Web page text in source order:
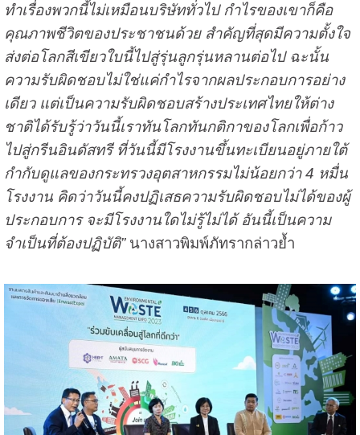
ทำเรื่องพวกนี้ไม่เหมือนบริษัททั่วไป กำไรของเขาก็คือ
คุณภาพชีวิตของประชาชนด้วย สำคัญที่สุดมีความตั้งใจ
ส่งต่อโลกสีเขียวใบนี้ไปสู่รุ่นลูกรุ่นหลานต่อไป ฉะนั้น
ความรับผิดชอบไม่ใช่แค่กำไรจากผลประกอบการอย่าง
เดียว แต่เป็นความรับผิดชอบสร้างประเทศไทยให้ต่าง
ชาติได้รับรู้ว่าวันนี้เราทันโลกทันกติกาของโลกเพื่อก้าว
ไปสู่กรีนอินดัสทรี ที่วันนี้มีโรงงานขึ้นทะเบียนอยู่ภายใต้
กำกับดูแลของกระทรวงอุตสาหกรรมไม่น้อยกว่า 4 หมื่น
โรงงาน คิดว่าวันนี้คงปฏิเสธความรับผิดชอบไม่ได้ของผู้
ประกอบการ จะมีโรงงานใดไม่รู้ไม่ได้ อันนี้เป็นความ
จำเป็นที่ต้องปฏิบัติ”นางสาวพิมพ์ภัทรากล่าวย้ำ